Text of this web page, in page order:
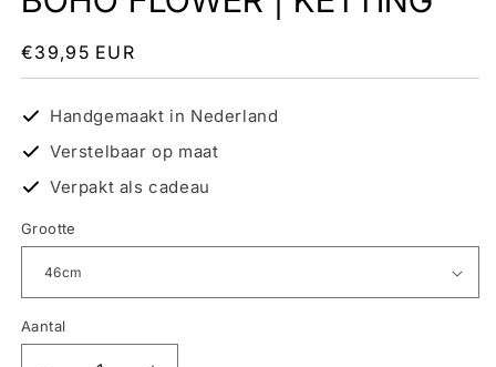
Normale
prijs
€39,95 EUR
Handgemaakt in Nederland
Verstelbaar op maat
Verpakt als cadeau
Grootte
Aantal